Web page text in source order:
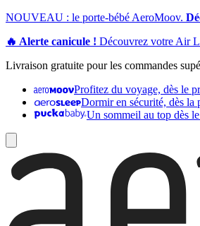
NOUVEAU : le porte-bébé AeroMoov.
🔥 Alerte canicule ! Découvrez votre Air
Livraison gratuite pour les commandes
Profitez du voyage, dès le
Dormir en sécurité, dès la
Un sommeil au top dès